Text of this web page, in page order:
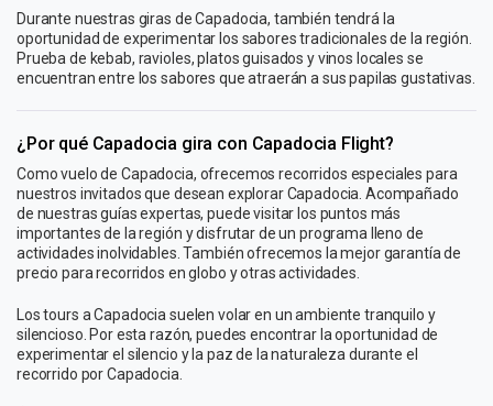
Durante nuestras giras de Capadocia, también tendrá la
oportunidad de experimentar los sabores tradicionales de la región.
Prueba de kebab, ravioles, platos guisados ​​y vinos locales se
encuentran entre los sabores que atraerán a sus papilas gustativas.
¿Por qué Capadocia gira con Capadocia Flight?
Como vuelo de Capadocia, ofrecemos recorridos especiales para
nuestros invitados que desean explorar Capadocia. Acompañado
de nuestras guías expertas, puede visitar los puntos más
importantes de la región y disfrutar de un programa lleno de
actividades inolvidables. También ofrecemos la mejor garantía de
precio para recorridos en globo y otras actividades.
Los tours a Capadocia suelen volar en un ambiente tranquilo y
silencioso. Por esta razón, puedes encontrar la oportunidad de
experimentar el silencio y la paz de la naturaleza durante el
recorrido por Capadocia.